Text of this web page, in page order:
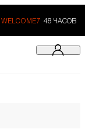
WELCOME7. 48 ЧАСОВ